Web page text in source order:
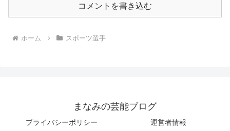
コメントを書き込む
ホーム スポーツ選手
まなみの芸能ブログ
プライバシーポリシー
運営者情報